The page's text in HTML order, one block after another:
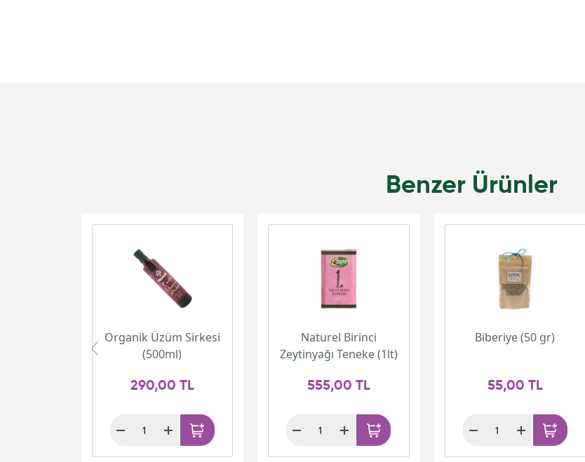
Benzer Ürünler
Organik Üzüm Sirkesi
(500ml)
290,00 TL
Naturel Birinci
Zeytinyağı Teneke (1lt)
555,00 TL
Biberiye (50 gr)
55,00 TL